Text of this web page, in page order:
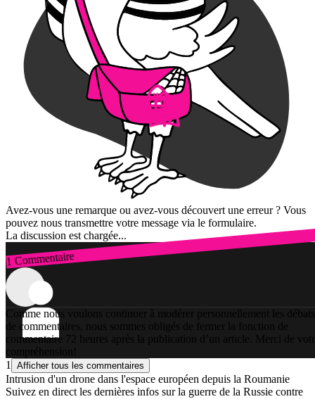
Avez-vous une remarque ou avez-vous découvert une erreur ? Vous
pouvez nous transmettre votre message via le formulaire.
La discussion est chargée...
1 Commentaire
Connexion
Comme nous voulons continuer à modérer personnellement les débats
de commentaires, nous sommes obligés de fermer la fonction de
commentaire 72 heures après la publication d’un article. Merci de
compréhension!
1
Afficher tous les commentaires
Intrusion d'un drone dans l'espace européen depuis la Roumanie
Suivez en direct les dernières infos sur la guerre de la Russie contre